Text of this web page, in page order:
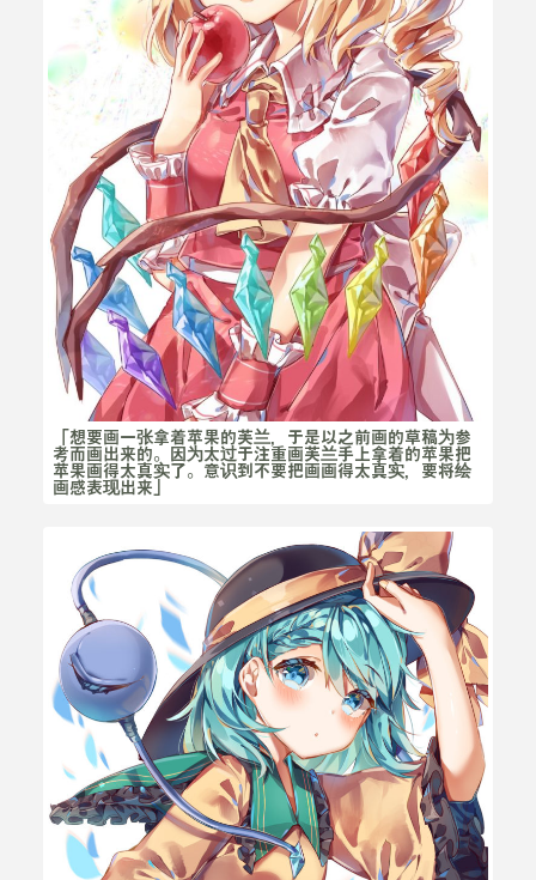
「想要画一张拿着苹果的芙兰，于是以之前画的草稿为参
考而画出来的。因为太过于注重画芙兰手上拿着的苹果把
苹果画得太真实了。意识到不要把画画得太真实，要将绘
画感表现出来」